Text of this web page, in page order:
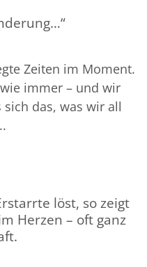
Zeiten im Moment.
immer – und wir
das, was wir all
löst, so zeigt
Herzen – oft ganz